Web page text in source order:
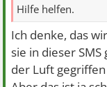
Hilfe helfen.
Ich denke, das
sie in dieser
der Luft